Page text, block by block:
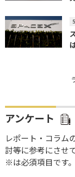
アンケート
レポート・コラム
討等に参考にさせ
※は必須項目です。